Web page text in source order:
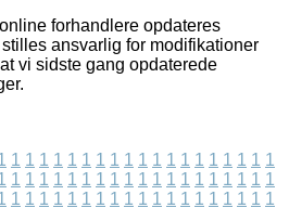
forhandlere opdateres
ansvarlig for modifikationer
vi sidste gang opdaterede
1 1 1 1 1 1 1 1 1 1 1 1 1 1 1 1 1 1 1
1 1 1 1 1 1 1 1 1 1 1 1 1 1 1 1 1 1 1
1 1 1 1 1 1 1 1 1 1 1 1 1 1 1 1 1 1 1